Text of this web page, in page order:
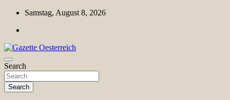
Skip
content
Samstag, August 8, 2026
Gazette Oesterreich
Magazin für Freizeit, Politik, Kultur & Wissenschaft
Search
Search